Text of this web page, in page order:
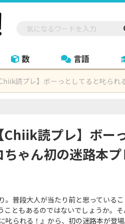
数 言語
Chiik読プレ】ボーっとしてると叱られ
【Chiik読プレ】ボー
ちゃん初の迷路本プ
。普段大人が当たり前と思っている
こともあるのではないでしょうか。
叱られる！』から、初の迷路本が登